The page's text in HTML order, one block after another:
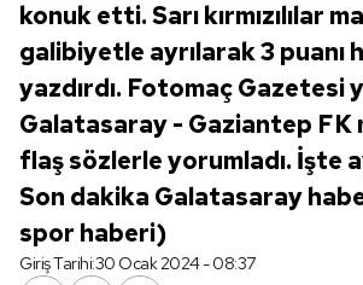
konuk etti. Sarı kırmızılılar
galibiyetle ayrılarak 3 puanı
yazdırdı. Fotomaç Gazetesi
Galatasaray - Gaziantep FK
flaş sözlerle yorumladı. İşte
Son dakika Galatasaray
spor haberi)
Giriş Tarihi:30 Ocak 2024 - 08:37